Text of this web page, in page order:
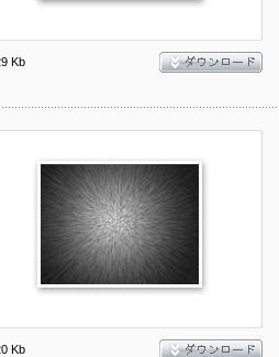
Kb
Kb